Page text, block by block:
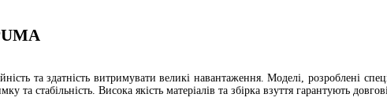
та здатність витримувати великі навантаження. Моделі, розроблені
стабільність. Висока якість матеріалів та збірка взуття гарантують